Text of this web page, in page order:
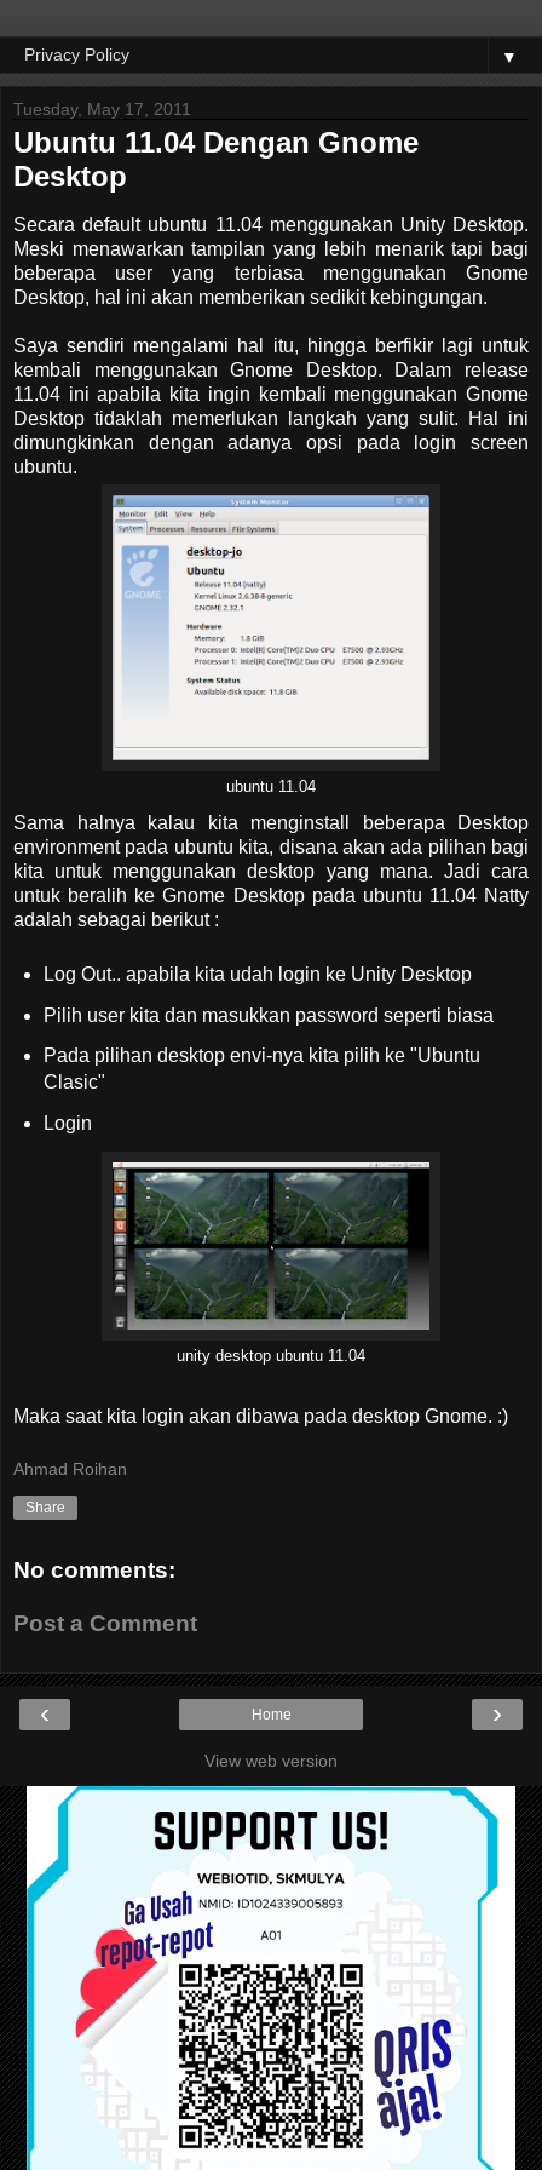
▼
Tuesday, May 17, 2011
Ubuntu 11.04 Dengan Gnome
Desktop
Secara default ubuntu 11.04 menggunakan Unity Desktop.
Meski menawarkan tampilan yang lebih menarik tapi bagi
beberapa user yang terbiasa menggunakan Gnome
Desktop, hal ini akan memberikan sedikit kebingungan.
Saya sendiri mengalami hal itu, hingga berfikir lagi untuk
kembali menggunakan Gnome Desktop. Dalam release
11.04 ini apabila kita ingin kembali menggunakan Gnome
Desktop tidaklah memerlukan langkah yang sulit. Hal ini
dimungkinkan dengan adanya opsi pada login screen
ubuntu.
ubuntu 11.04
Sama halnya kalau kita menginstall beberapa Desktop
environment pada ubuntu kita, disana akan ada pilihan bagi
kita untuk menggunakan desktop yang mana. Jadi cara
untuk beralih ke Gnome Desktop pada ubuntu 11.04 Natty
adalah sebagai berikut :
Log Out.. apabila kita udah login ke Unity Desktop
Pilih user kita dan masukkan password seperti biasa
Pada pilihan desktop envi-nya kita pilih ke "Ubuntu
Clasic"
Login
unity desktop ubuntu 11.04
Maka saat kita login akan dibawa pada desktop Gnome. :)
Ahmad Roihan
Share
No comments:
Post a Comment
‹ ›
Home
View web version